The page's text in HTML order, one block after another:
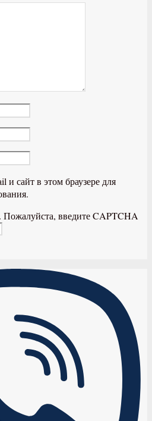
и сайт в этом браузере для
введите CAPTCHA